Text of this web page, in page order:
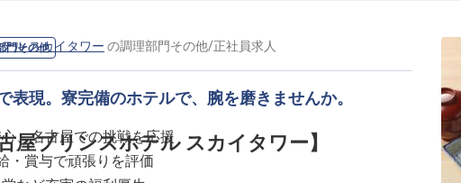
門その他
屋プリンスホテル スカイタワー】
ル スカイタワー の調理部門その他/正社員求人
表現。寮完備のホテルで、腕を磨きませんか。
、名古屋での挑戦を応援
・賞与で頑張りを評価